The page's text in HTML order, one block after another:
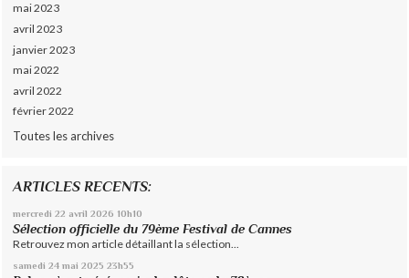
mai 2023
avril 2023
janvier 2023
mai 2022
avril 2022
février 2022
Toutes les archives
ARTICLES RECENTS:
mercredi 22 avril 2026 10h10
Sélection officielle du 79ème Festival de Cannes
Retrouvez mon article détaillant la sélection...
samedi 24 mai 2025 23h55